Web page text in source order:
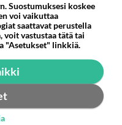
Suostumuksesi koskee
voi vaikuttaa
saattavat perustella
vastustaa tätä tai
"Asetukset" linkkiä.